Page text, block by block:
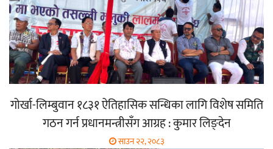
गोर्खा-लिम्बुवान १८३१ ऐतिहासिक सन्धिका लागि विशेष समिति
गठन गर्न प्रधानमन्त्रीसँग आग्रह : कुमार लिङ्देन
साउन २२, २०८३